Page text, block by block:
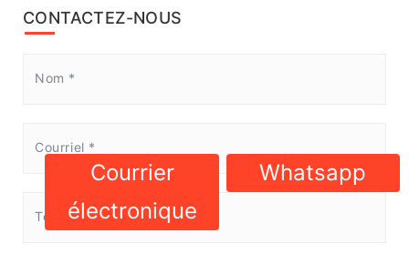
CONTACTEZ-NOUS
Courrier
électronique
Whatsapp